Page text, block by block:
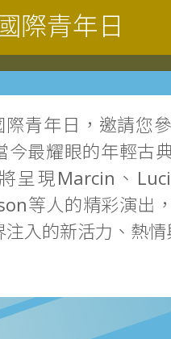
際青年日
青年日，邀請您
今最耀眼的年輕古
呈現Marcin、
等人的精彩演出
注入的新活力、熱